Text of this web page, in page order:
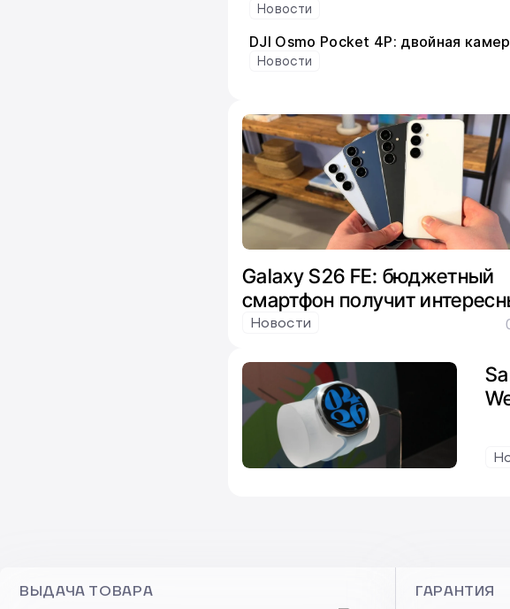
Новости
DJI Osmo Pocket 4P: двойная
Новости
Galaxy S26 FE: бюджетный
смартфон получит
микс чипов от Exynos и
Новости
ВЫДАЧА ТОВАРА ГАРАНТИЯ